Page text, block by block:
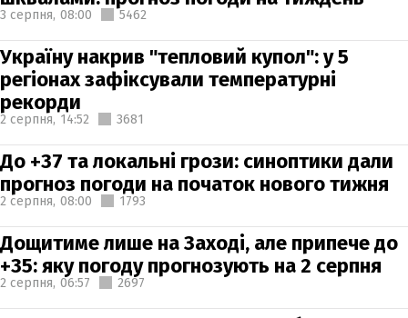
3 серпня, 08:00 5462
Україну накрив "тепловий купол": у 5
регіонах зафіксували температурні
рекорди
2 серпня, 14:52 3681
До +37 та локальні грози: синоптики дали
прогноз погоди на початок нового тижня
2 серпня, 08:00 1793
Дощитиме лише на Заході, але припече до
+35: яку погоду прогнозують на 2 серпня
2 серпня, 06:57 2697